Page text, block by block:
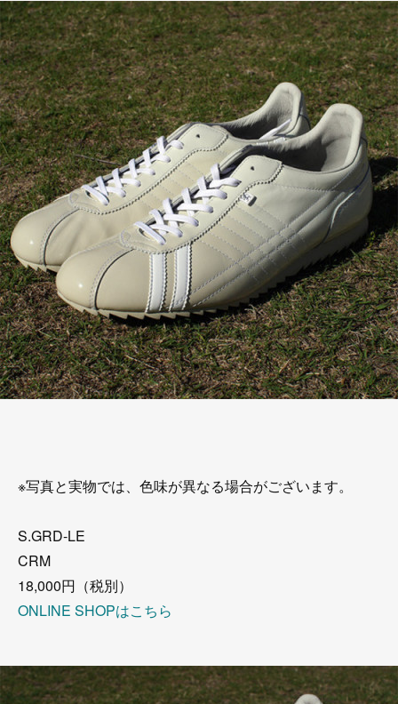
※写真と実物では、色味が異なる場合がございます。
S.GRD-LE
CRM
18,000円（税別）
ONLINE SHOPはこちら